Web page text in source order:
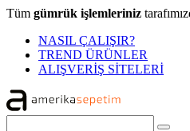
Tüm gümrük işlemleriniz
NASIL ÇALIŞIR?
TREND ÜRÜNLER
ALIŞVERİŞ SİTELERİ